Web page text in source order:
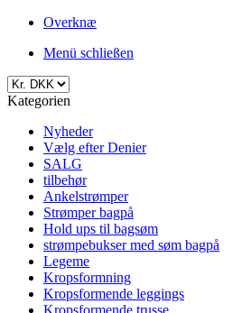
Overknæ
Menü schließen
Kategorien
Nyheder
Vælg efter Denier
SALG
tilbehør
Ankelstrømper
Strømper bagpå
Hold ups til bagsøm
strømpebukser med søm bagpå
Legeme
Kropsformning
Kropsformende leggings
Kropsformende trusse